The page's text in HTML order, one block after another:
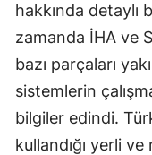
hakkında detaylı
zamanda İHA ve
bazı parçaları
sistemlerin
bilgiler edindi.
kullandığı yerli ve